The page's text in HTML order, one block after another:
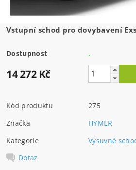
Vstupní schod pro dovybavení
Dostupnost .
14 272 Kč
Kód produktu
275
Značka
HYMER
Kategorie
Výsuvné
Dotaz